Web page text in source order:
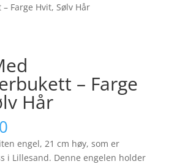
Farge Hvit, Sølv Hår
– Farge
Hår
engel, 21 cm høy, som er
i Lillesand. Denne engelen holder